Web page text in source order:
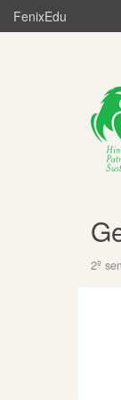
FenixEdu
2º